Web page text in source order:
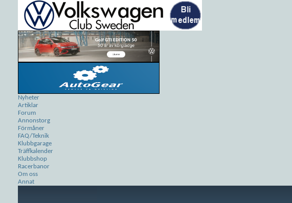
Nyheter
Artiklar
Forum
Annonstorg
Förmåner
FAQ/Teknik
Klubbgarage
Träffkalender
Klubbshop
Racerbanor
Om oss
Annat